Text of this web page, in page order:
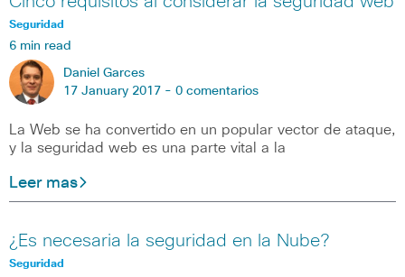
Seguridad
6 min read
Daniel Garces
17 January 2017 - 0 comentarios
La Web se ha convertido en un popular vector de ataque,
y la seguridad web es una parte vital a la
Leer mas
¿Es necesaria la seguridad en la Nube?
Seguridad